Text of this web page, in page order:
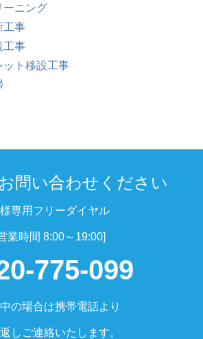
ニング
工事
工事
ト移設工事
問い合わせください
専用フリーダイヤル
業時間 8:00～19:00]
775-099
の場合は携帯電話より
しご連絡いたします。